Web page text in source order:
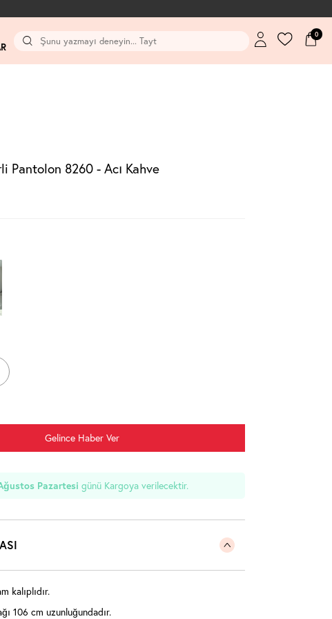
0
Pantolon 8260 - Acı Kahve
Gelince Haber Ver
Pazartesi günü Kargoya verilecektir.
kalıplıdır.
106 cm uzunluğundadır.